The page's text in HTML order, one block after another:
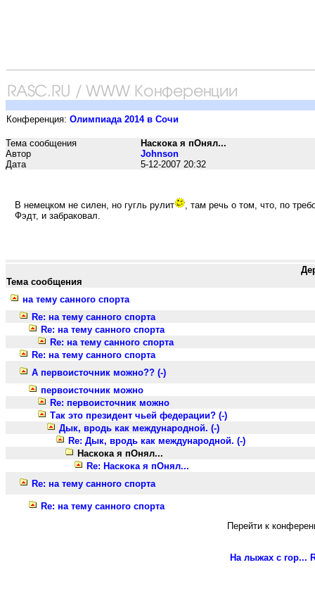
Конференция: Олимпиада 2014 в Сочи
Тема сообщения
Наскока я пОнял...
Автор
Johnson
Дата
5-12-2007 20:32
В немецком не силен, но гугль рулит
, там речь о том, что, по
Фэдт, и забраковал.
Тема сообщения
на тему санного спорта
Re: на тему санного спорта
Re: на тему санного спорта
Re: на тему санного спорта
Re: на тему санного спорта
А первоисточник можно?? (-)
первоисточник можно
Re: первоисточник можно
Так это президент чьей федерации? (-)
Дык, вродь как международной. (-)
Re: Дык, вродь как международной. (-)
Наскока я пОнял...
Re: Наскока я пОнял...
Re: на тему санного спорта
Re: на тему санного спорта
Перейти к
На лыжах с гор...